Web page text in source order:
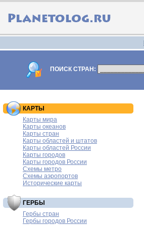
ПОИСК СТРАН:
КАРТЫ
Карты мира
Карты океанов
Карты стран
Карты областей и штатов
Карты областей России
Карты городов
Карты городов России
Схемы метро
Схемы аэропортов
Исторические карты
ГЕРБЫ
Гербы стран
Гербы городов России